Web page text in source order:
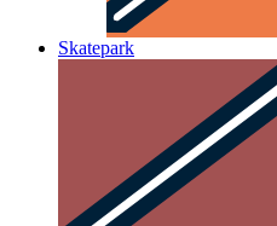
Skatepark